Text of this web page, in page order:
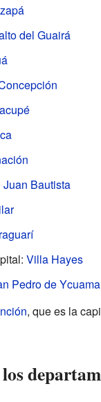
del Guairá
Juan Bautista
Villa Hayes
Pedro de
, que es la